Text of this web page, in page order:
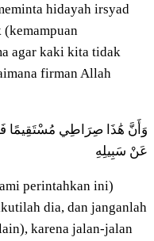
hidayah irsyad
agar kaki kita tidak
firman Allah
وَأَنَّ هَٰذَا صِرَاطِي مُسْتَقِيمًا
عَنْ سَبِيلِهِ
perintahkan ini)
dia, dan janganlah
karena jalan-jalan